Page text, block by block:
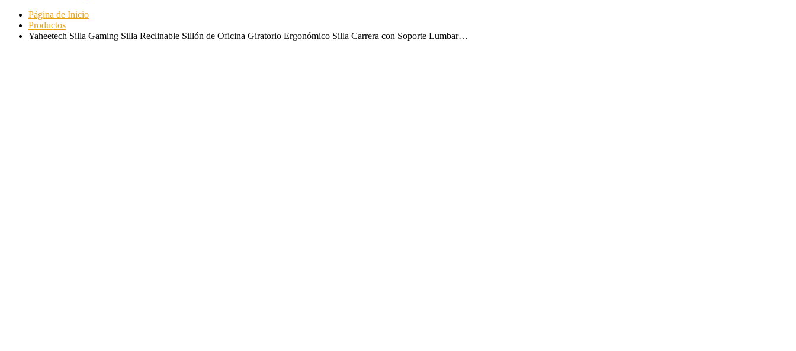
Página de Inicio
Productos
Yaheetech Silla Gaming Silla Reclinable Sillón de Oficina Giratorio Ergonómico Silla Carrera con Soporte Lumbar…